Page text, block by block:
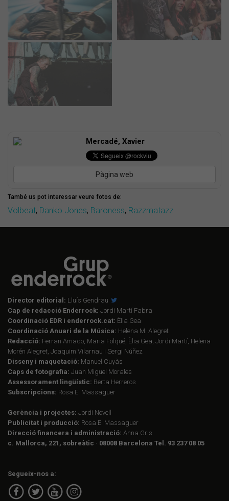
Mercadé, Xavier
Pàgina web
També us pot interessar veure fotos de:
Volbeat, Danko Jones, Baroness, Razzmatazz
Director editorial: Lluís Gendrau
Cap de redacció Enderrock: Jordi Martí Fabra
Coordinació EDR i enderrock.cat: Èlia Gea
Coordinació Anuari de la Música: Helena M. Alegret
Redacció: Ferran Amado, Maria Folqué, Èlia Gea, Jordi Martí, Helena
Morén Alegret, Joaquim Vilarnau i Sergi Núñez
Disseny i maquetació: Manuel Cuyàs
Caps de fotografia: Juan Miguel Morales
Assessorament lingüístic: Berta Herreros
Subscripcions: Rosa E. Massaguer
Gerència i projectes: Jordi Novell
Publicitat i producció: Rosa E. Massaguer
Direcció financera i administració: Anna Gris
c. Mallorca, 221, sobreàtic · 08008 Barcelona Tel. 93 237 08 05
Segueix-nos a: